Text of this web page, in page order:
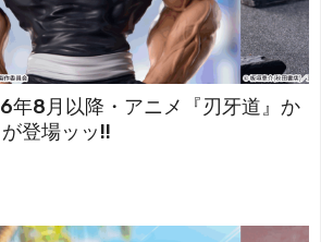
年8月以降・アニメ『刃牙道』か
登場ッッ!!